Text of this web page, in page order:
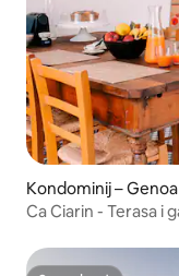
Kondominij – Genoa
Ca Ciarin - Terasa i